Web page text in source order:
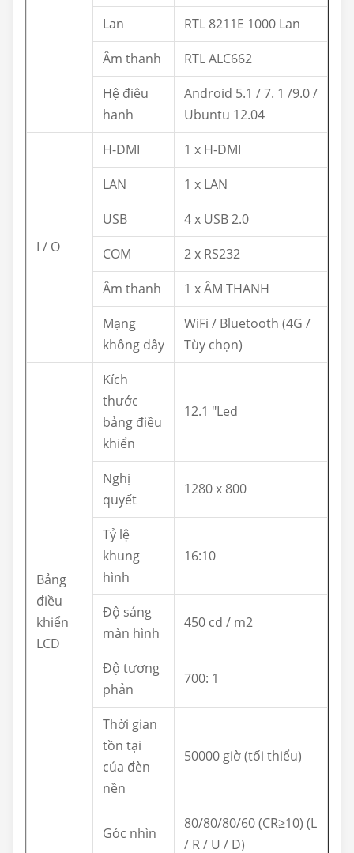
Lan
RTL 8211E 1000 Lan
Âm thanh
RTL ALC662
Hệ điêu
hanh
Android 5.1 / 7. 1 /9.0 /
Ubuntu 12.04
I / O
H-DMI
1 x H-DMI
LAN
1 x LAN
USB
4 x USB 2.0
COM
2 x RS232
Âm thanh
1 x ÂM THANH
Mạng
không dây
WiFi / Bluetooth (4G /
Tùy chọn)
Bảng
điều
khiển
LCD
Kích
thước
bảng điều
khiển
12.1 "Led
Nghị
quyết
1280 x 800
Tỷ lệ
khung
hình
16:10
Độ sáng
màn hình
450 cd / m2
Độ tương
phản
700: 1
Thời gian
tồn tại
của đèn
nền
50000 giờ (tối thiểu)
Góc nhìn
80/80/80/60 (CR≥10) (L
/ R / U / D)